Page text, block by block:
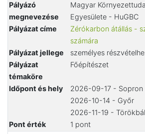
Pályázó
megnevezése
Magyar
Egyesülete - HuGBC
Pályázat címe
Zérókarbon átállás -
számára
Pályázat jellege
személyes
Pályázat
témaköre
Főépítészet
Időpont és hely
2026-09-17 - Sopron
2026-10-14 - Győr
2026-11-19 -
Pont érték
1 pont